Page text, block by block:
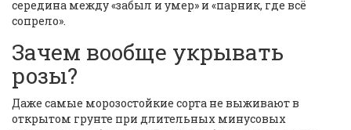
середина между «забыл и умер» и «парник, где всё
сопрело».
Зачем вообще укрывать
розы?
Даже самые морозостойкие сорта не выживают в
открытом грунте при длительных минусовых